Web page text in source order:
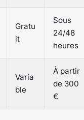
Gratu
it
Sous
24/48
heures
Varia
ble
À partir
de 300
€